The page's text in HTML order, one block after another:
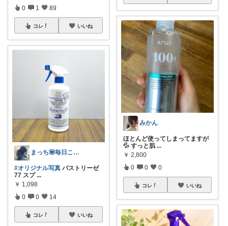
0 1 89
コレ いいね
まっち💟毎日こつこつ。
#オリジナル写真 パストリーゼ
77 スプ ...
￥ 1,098
0 0 14
コレ いいね
みかん
ほとんど使ってしまってますが
💦 すっと肌 ...
￥ 2,800
0 0 0
コレ いいね